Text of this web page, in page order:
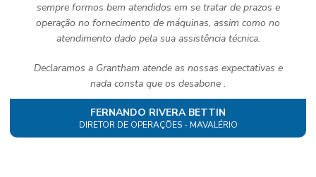
sempre formos bem atendidos em se tratar de prazos e
operação no fornecimento de máquinas, assim como no
atendimento dado pela sua assistência técnica.
Declaramos a Grantham atende as nossas expectativas e
nada consta que os desabone .
FERNANDO RIVERA BETTIN
DIRETOR DE OPERAÇÕES - MAVALÉRIO